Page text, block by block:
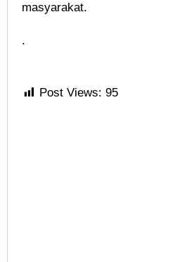
masyarakat.
.
Post Views: 95